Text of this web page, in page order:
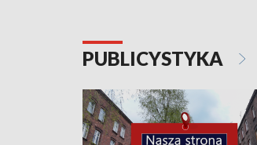
PUBLICYSTYKA